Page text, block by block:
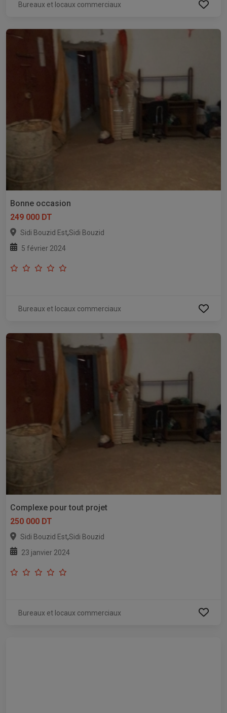
Bureaux et locaux commerciaux
Bonne occasion
249 000 DT
Sidi Bouzid Est,Sidi Bouzid
5 février 2024
Bureaux et locaux commerciaux
Complexe pour tout projet
250 000 DT
Sidi Bouzid Est,Sidi Bouzid
23 janvier 2024
Bureaux et locaux commerciaux